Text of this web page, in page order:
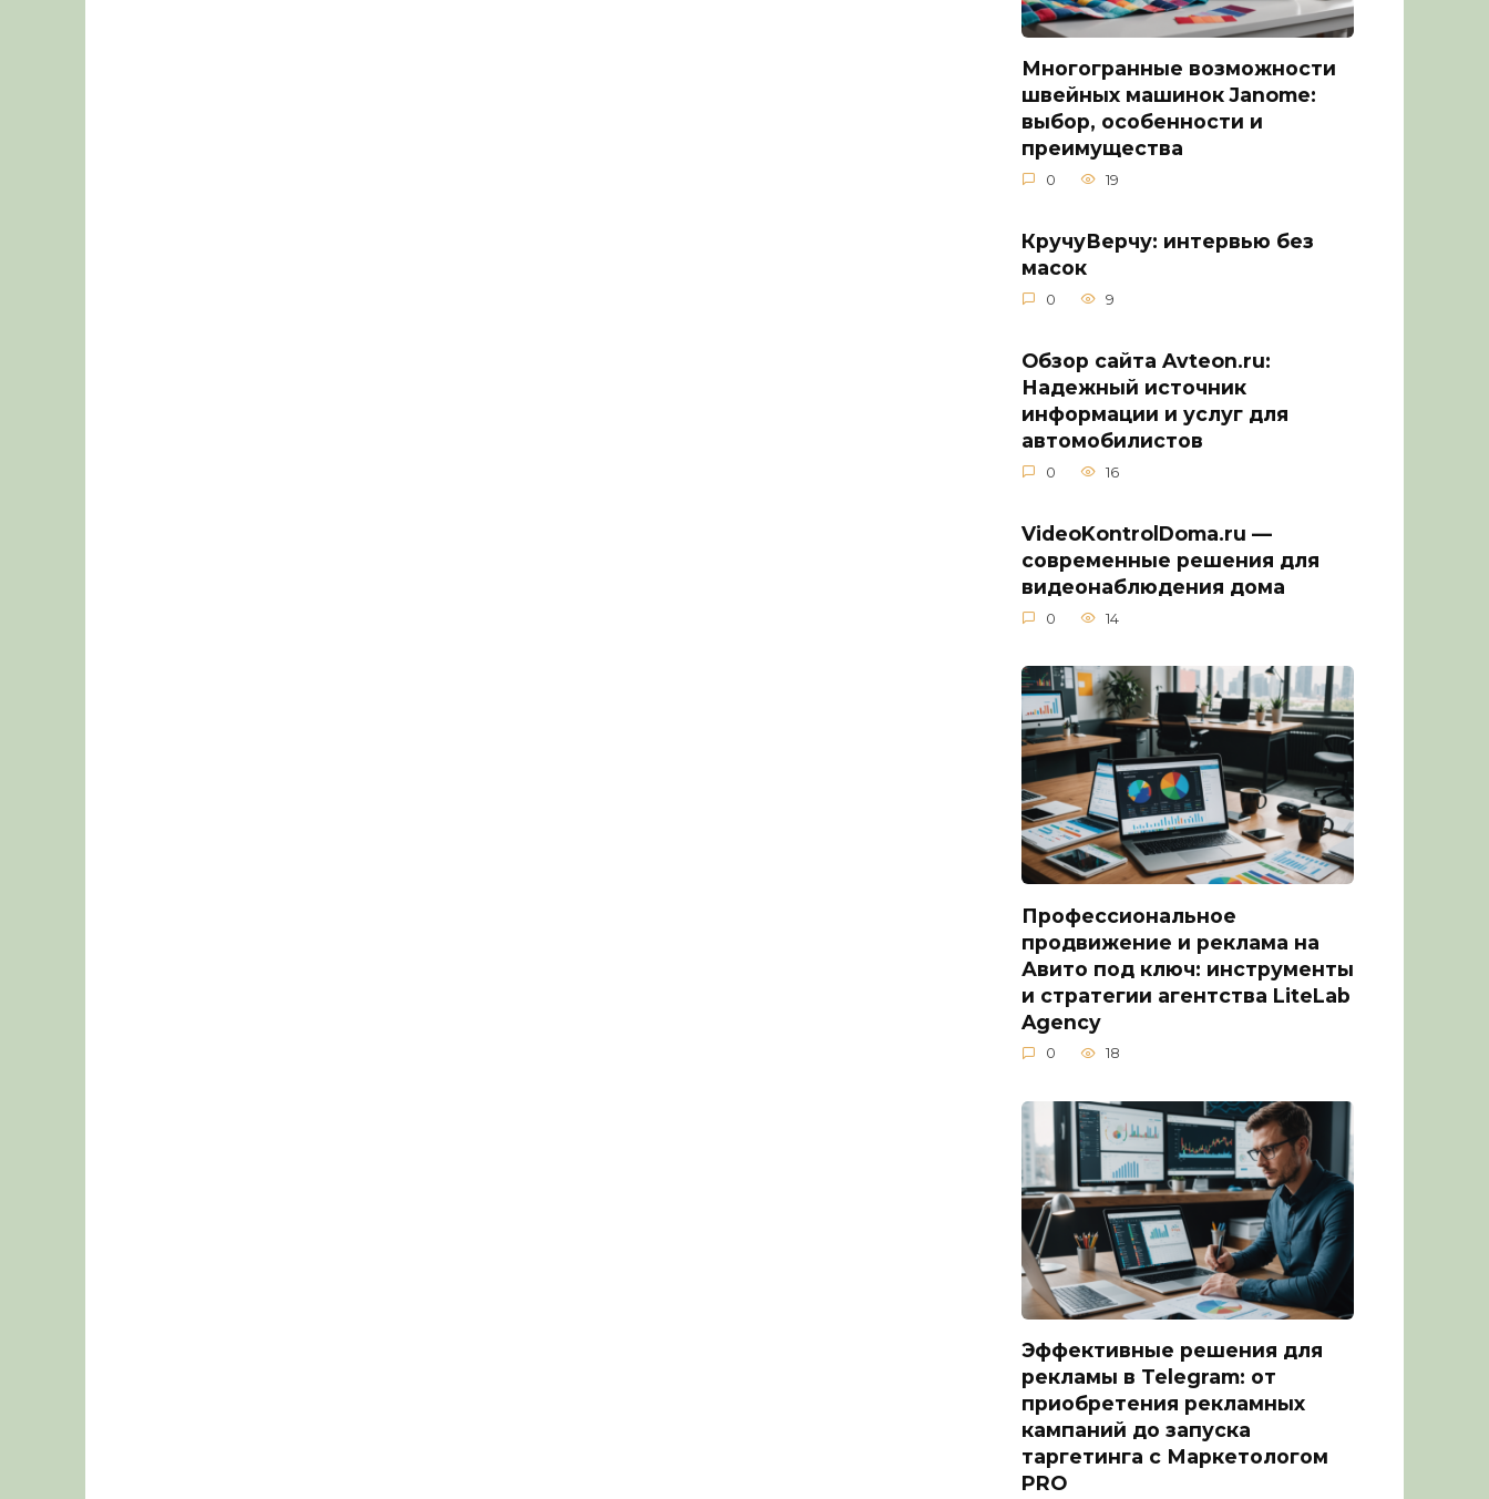
Многогранные возможности
швейных машинок Janome:
выбор, особенности и
преимущества
0 19
КручуВерчу: интервью без
масок
0 9
Обзор сайта Avteon.ru:
Надежный источник
информации и услуг для
автомобилистов
0 16
VideoKontrolDoma.ru —
современные решения для
видеонаблюдения дома
0 14
Профессиональное
продвижение и реклама на
Авито под ключ: инструменты
и стратегии агентства LiteLab
Agency
0 18
Эффективные решения для
рекламы в Telegram: от
приобретения рекламных
кампаний до запуска
таргетинга с Маркетологом
PRO